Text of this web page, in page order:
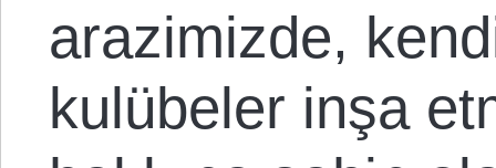
arazimizde,
kulübeler inşa